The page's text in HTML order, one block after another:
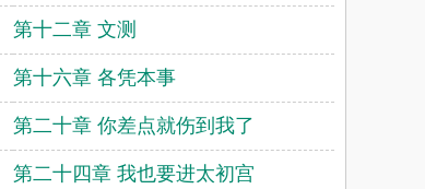
第十二章 文测
第十六章 各凭本事
第二十章 你差点就伤到我了
第二十四章 我也要进太初宫